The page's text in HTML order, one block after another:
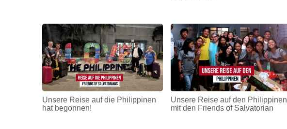
Unsere Reise auf die Philippinen
hat begonnen!
Unsere Reise auf den Philippinen
mit den Friends of Salvatorian